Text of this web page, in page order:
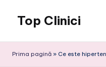
content
Top Clinici
Prima pagină » Ce este